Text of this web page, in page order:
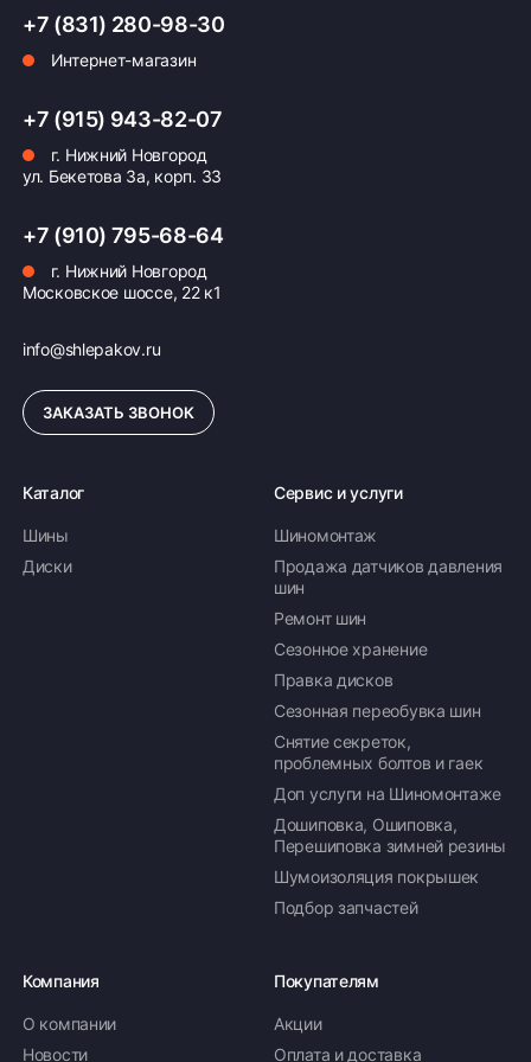
Оплата заказа
Возможна картой, наличными при получении,
формирование счёта для Юр.Лица
+7 (831) 280-98-30
Интернет-магазин
+7 (915) 943-82-07
г. Нижний Новгород
ул. Бекетова 3а, корп. 33
+7 (910) 795-68-64
г. Нижний Новгород
Московское шоссе, 22 к1
info@shlepakov.ru
ЗАКАЗАТЬ ЗВОНОК
Каталог
Шины
Диски
Сервис и услуги
Шиномонтаж
Продажа датчиков давления
шин
Ремонт шин
Сезонное хранение
Правка дисков
Сезонная переобувка шин
Снятие секреток,
проблемных болтов и гаек
Доп услуги на Шиномонтаже
Дошиповка, Ошиповка,
Перешиповка зимней резины
Шумоизоляция покрышек
Подбор запчастей
Компания
О компании
Новости
Покупателям
Акции
Оплата и доставка